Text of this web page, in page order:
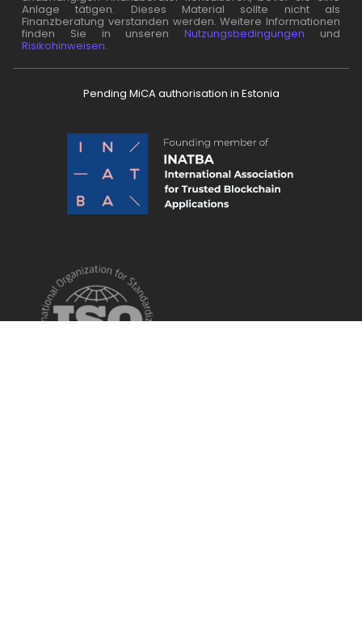
Anlage tätigen. Dieses Material sollte nicht als
Finanzberatung verstanden werden. Weitere Informationen
finden Sie in unserenNutzungsbedingungen und
Risikohinweisen.
Pending MiCA authorisation in Estonia